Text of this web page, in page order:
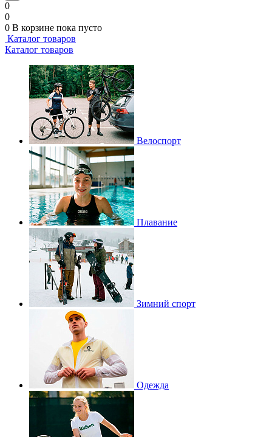
0
0
0 В корзине пока пусто
Каталог товаров
Каталог товаров
Велоспорт
Плавание
Зимний спорт
Одежда